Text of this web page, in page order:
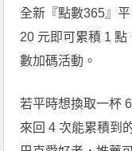
全新『點數365』
20 元即可累積 1
數加碼活動。
若平時想換取一杯
來回 4 次能累積到